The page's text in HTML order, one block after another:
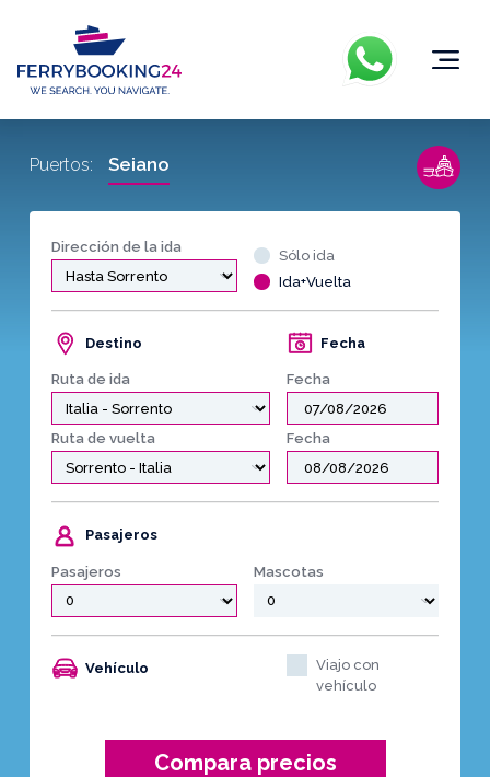
Dirección de la ida
Sólo ida
Ida+Vuelta
Destino
Ruta de ida
Fecha
Fecha
Ruta de vuelta Fecha
Pasajeros
Pasajeros Mascotas
Vehículo
Viajo con
vehículo
Compara precios
Puertos: Seiano